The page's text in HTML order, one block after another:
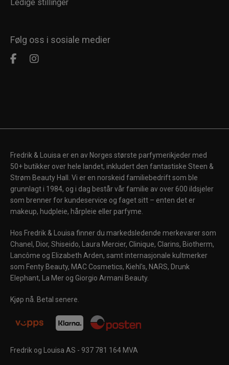
Ledige stillinger
Følg oss i sosiale medier
Fredrik & Louisa er en av Norges største parfymerikjeder med
50+ butikker over hele landet, inkludert den fantastiske Steen &
Strøm Beauty Hall. Vi er en norskeid familiebedrift som ble
grunnlagt i 1984, og i dag består vår familie av over 600 ildsjeler
som brenner for kundeservice og faget sitt – enten det er
makeup, hudpleie, hårpleie eller parfyme.
Hos Fredrik & Louisa finner du markedsledende merkevarer som
Chanel, Dior, Shiseido, Laura Mercier, Clinique, Clarins, Biotherm,
Lancôme og Elizabeth Arden, samt internasjonale kultmerker
som Fenty Beauty, MAC Cosmetics, Kiehl's, NARS, Drunk
Elephant, La Mer og Giorgio Armani Beauty.
Kjøp nå. Betal senere.
Fredrik og Louisa AS - 937 781 164 MVA